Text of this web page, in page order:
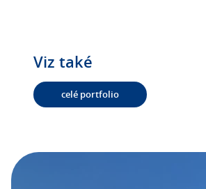
Viz také
celé portfolio